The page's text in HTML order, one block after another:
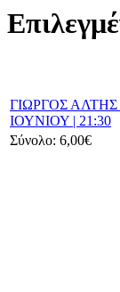
ΓΙΩΡΓΟΣ
ΙΟΥΝΙΟΥ | 21:30
Σύνολο: 6,00€